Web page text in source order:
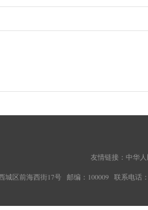
友情链接： 中华
城区前海西街17号 邮编：100009 联系电话